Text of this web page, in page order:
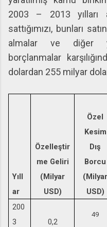
2003 – 2013 yılları
sattığımızı, bunları
almalar ve diğer
borçlanmalar
dolardan 255 milyar
Yıll
ar
Özelleştir
me Geliri
(Milyar
USD)
Özel
Kesim
Dış
Borcu
(Milyar
USD)
200
3
0,2
49